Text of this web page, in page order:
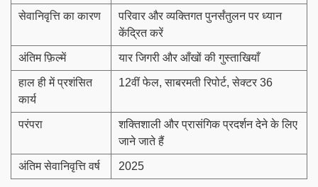
सेवानिवृत्ति का कारण
परिवार और व्यक्तिगत पुनर्संतुलन पर ध्यान
केंद्रित करें
अंतिम फ़िल्में यार जिगरी और आँखों की गुस्ताखियाँ
हाल ही में प्रशंसित
कार्य
12वीं फेल, साबरमती रिपोर्ट, सेक्टर 36
परंपरा
शक्तिशाली और प्रासंगिक प्रदर्शन देने के लिए
जाने जाते हैं
अंतिम सेवानिवृत्ति वर्ष 2025